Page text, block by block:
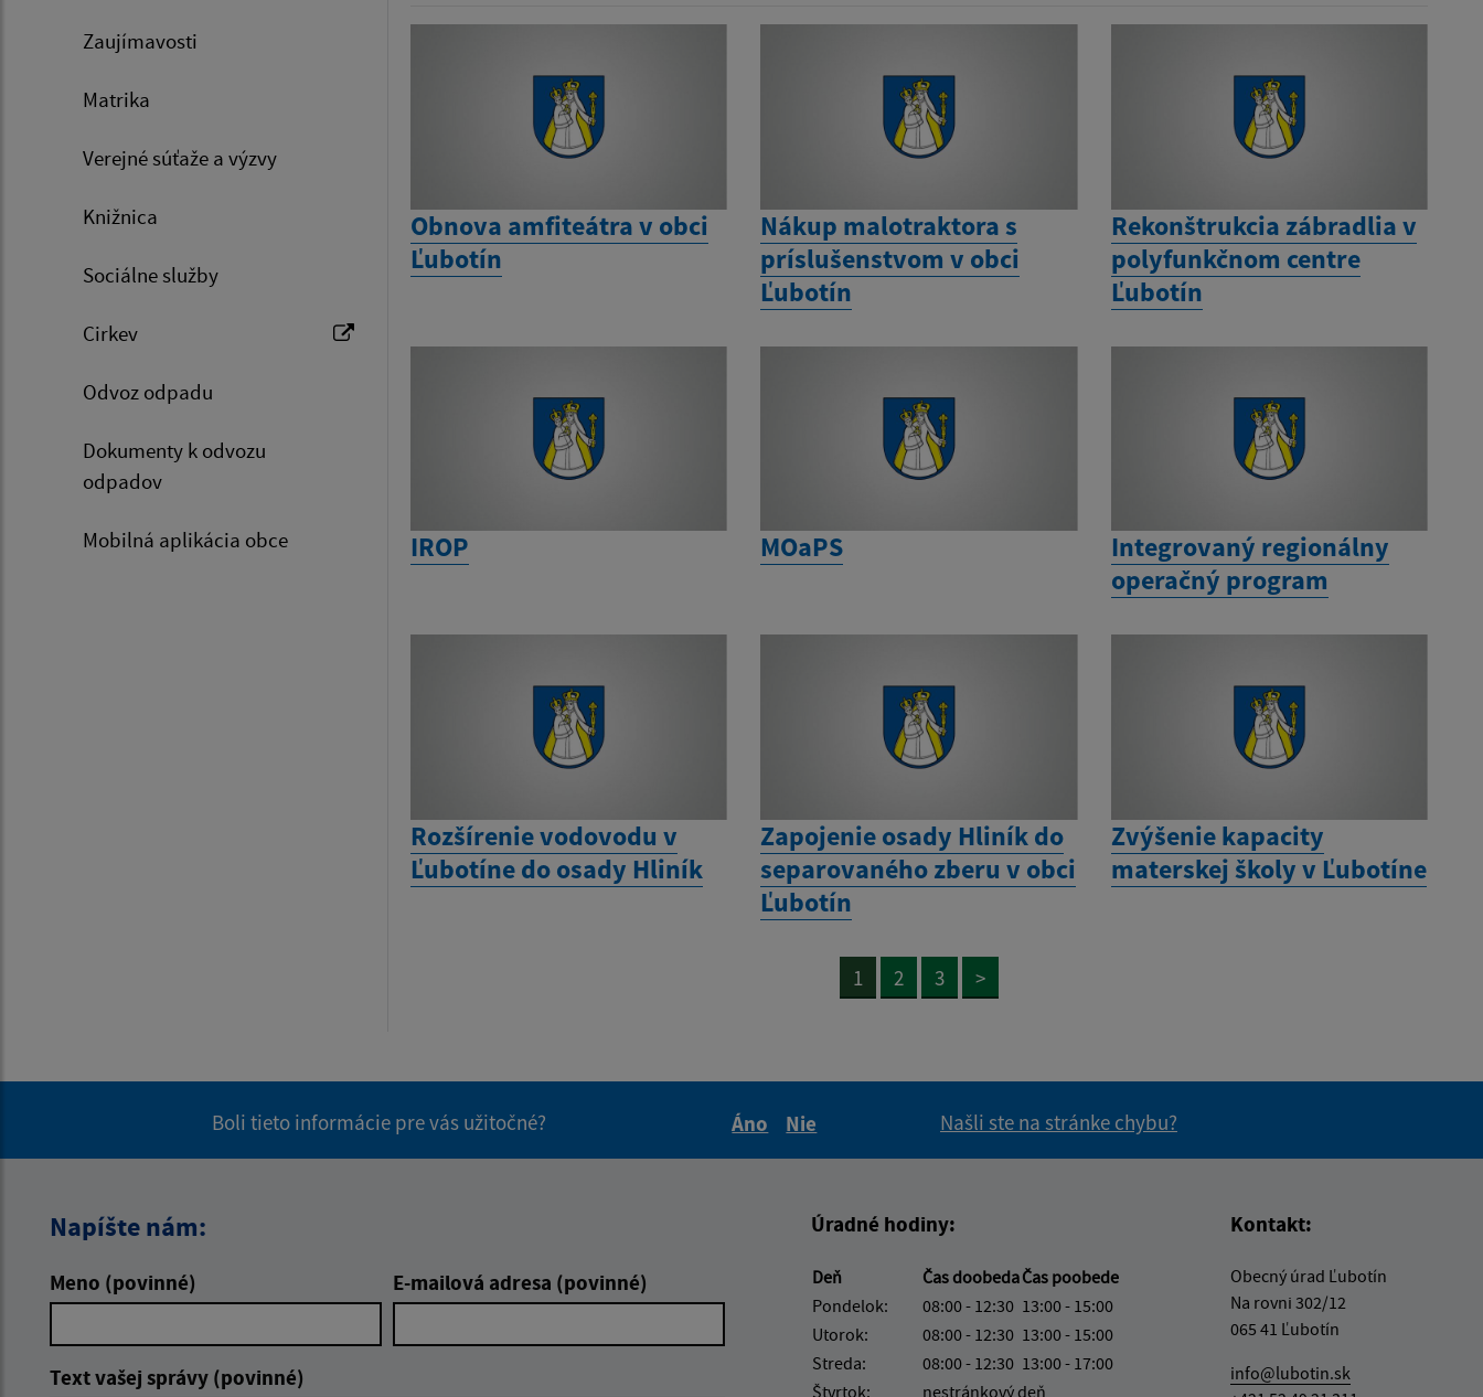
Zaujímavosti
Matrika
Verejné súťaže a výzvy
Knižnica
Sociálne služby
Cirkev
Odvoz odpadu
Dokumenty k odvozu
odpadov
Mobilná aplikácia obce
Obnova amfiteátra v obci
Ľubotín
Nákup malotraktora s
príslušenstvom v obci
Ľubotín
Rekonštrukcia zábradlia v
polyfunkčnom centre
Ľubotín
IROP MOaPS
Integrovaný regionálny
operačný program
Rozšírenie vodovodu v
Ľubotíne do osady Hliník
Zapojenie osady Hliník do
separovaného zberu v obci
Ľubotín
Zvýšenie kapacity
materskej školy v Ľubotíne
1 2 3 >
Boli tieto informácie pre vás užitočné?
Áno
Nie
Našli ste na stránke chybu?
Napíšte nám:
Meno (povinné) E-mailová adresa (povinné)
Text vašej správy (povinné)
Úradné hodiny:
Deň Čas doobedaČas poobede
Pondelok:
08:00 - 12:30 13:00 - 15:00
Utorok:
08:00 - 12:30 13:00 - 15:00
Streda:
08:00 - 12:30 13:00 - 17:00
Štvrtok:
nestránkový deň
Kontakt:
Obecný úrad Ľubotín
Na rovni 302/12
065 41 Ľubotín
info@lubotin.sk